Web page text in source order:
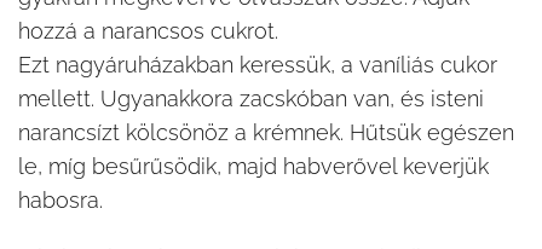
hozzá a narancsos cukrot.
Ezt nagyáruházakban keressük, a vaníliás cukor
mellett. Ugyanakkora zacskóban van, és isteni
narancsízt kölcsönöz a krémnek. Hűtsük egészen
le, míg besűrűsödik, majd habverővel keverjük
habosra.